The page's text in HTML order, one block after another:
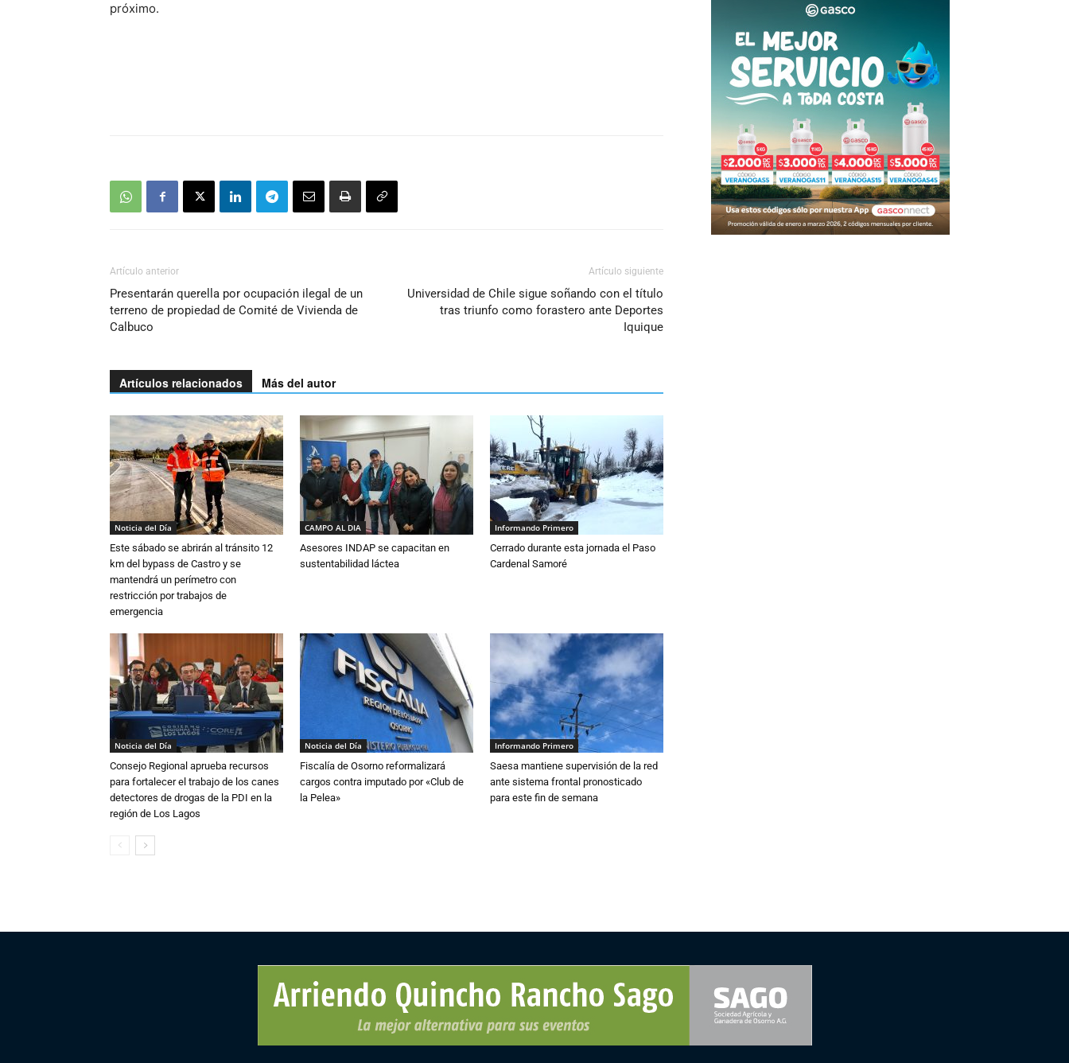
próximo.
Artículo anterior
Presentarán querella por ocupación ilegal de un
terreno de propiedad de Comité de Vivienda de
Calbuco
Artículo siguiente
Universidad de Chile sigue soñando con el título
tras triunfo como forastero ante Deportes
Iquique
Artículos relacionados Más del autor
Noticia del Día
Este sábado se abrirán al tránsito 12
km del bypass de Castro y se
mantendrá un perímetro con
restricción por trabajos de
emergencia
CAMPO AL DIA
Asesores INDAP se capacitan en
sustentabilidad láctea
Informando Primero
Cerrado durante esta jornada el Paso
Cardenal Samoré
Noticia del Día
Consejo Regional aprueba recursos
para fortalecer el trabajo de los canes
detectores de drogas de la PDI en la
región de Los Lagos
Noticia del Día
Fiscalía de Osorno reformalizará
cargos contra imputado por «Club de
la Pelea»
Informando Primero
Saesa mantiene supervisión de la red
ante sistema frontal pronosticado
para este fin de semana